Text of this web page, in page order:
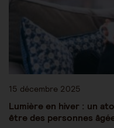
15 décembre 2025
Lumière en hiver : un
être des personnes